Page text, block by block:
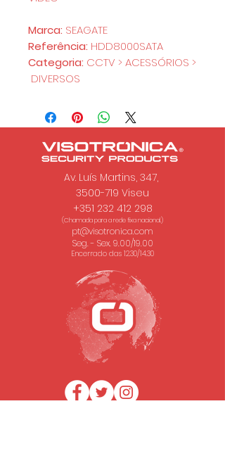
Marca: SEAGATE
Referência: HDD8000SATA
Categoria: CCTV > ACESSÓRIOS >
DIVERSOS
Av. Luís Martins, 347,
3500-719 Viseu
+351 232 412 298
(Chamada para a rede fixa nacional.)
pt@visotronica.com
Seg. - Sex. 9.00/19.00
Encerrado das 12.30/14.30